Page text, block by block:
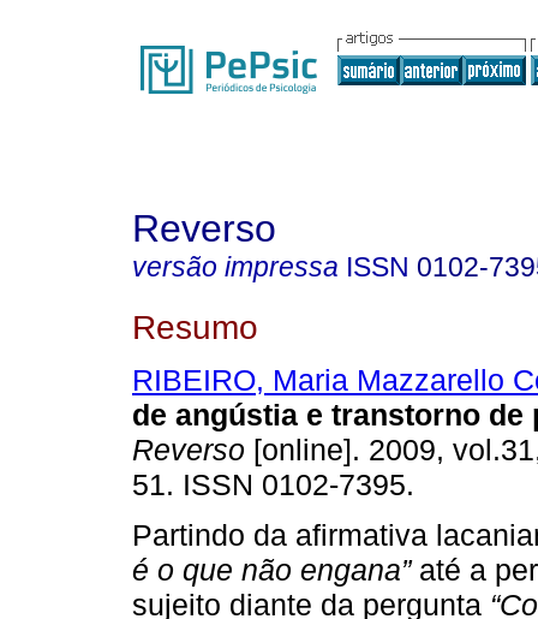
Reverso
versão impressa ISSN 0102-
Resumo
RIBEIRO, Maria Mazzarello
de angústia e transtorno de
Reverso [online]. 2009,
51. ISSN 0102-7395.
Partindo da afirmativa
é o que não engana”até a
sujeito diante da pergunta